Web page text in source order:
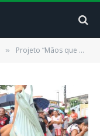
» Projeto “Mãos que Ajudam” distribui peixes à familias